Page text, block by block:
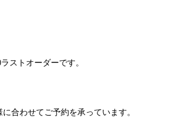
ストオーダーです。
合わせてご予約を承っています。